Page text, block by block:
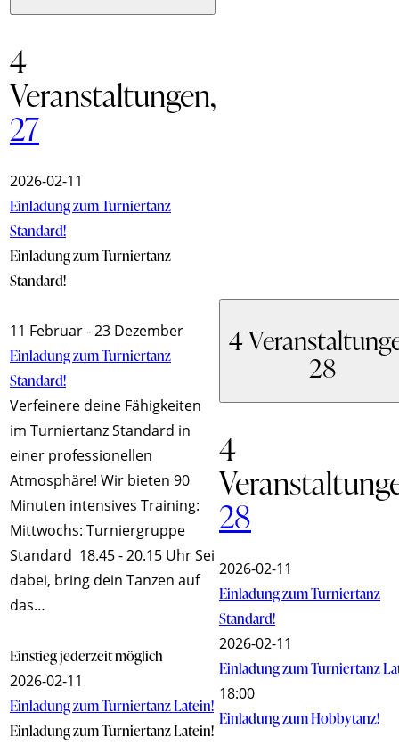
4
Veranstaltungen,
27
2026-02-11
Einladung zum Turniertanz
Standard!
Einladung zum Turniertanz
Standard!
11 Februar-23 Dezember
Einladung zum Turniertanz
Standard!
Verfeinere deine Fähigkeiten
im Turniertanz Standard in
einer professionellen
Atmosphäre! Wir bieten 90
Minuten intensives Training:
Mittwochs: Turniergruppe
Standard 18.45 - 20.15 Uhr Sei
dabei, bring dein Tanzen auf
das…
Einstieg jederzeit möglich
2026-02-11
Einladung zum Turniertanz Latein!
Einladung zum Turniertanz Latein!
4
28
4
28
2026-02-11
Einladung zum Turniertanz
Standard!
2026-02-11
Einladung zum Turniertanz
18:00
Einladung zum Hobbytanz!